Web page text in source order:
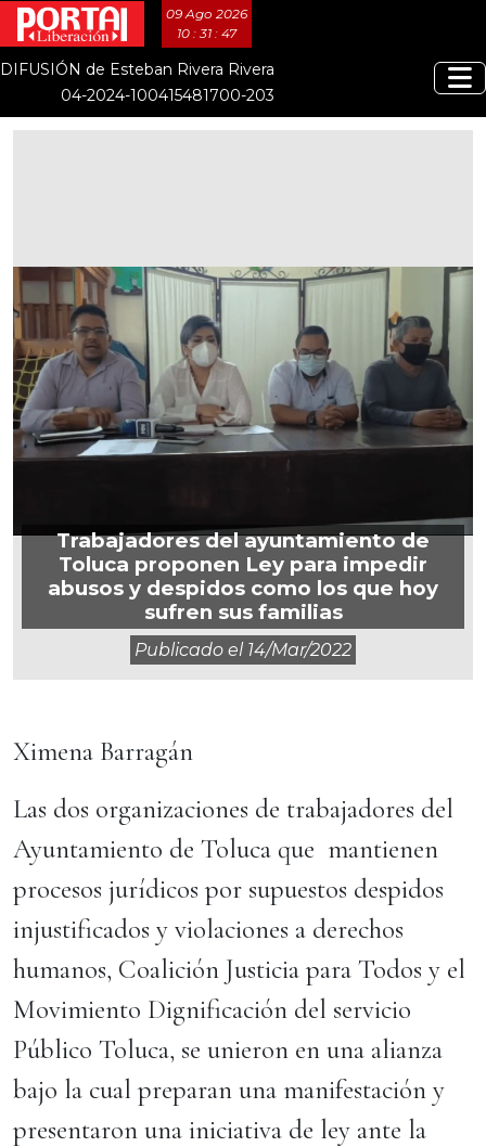
09 Ago 2026
10 : 31 : 48
DIFUSIÓN de Esteban Rivera Rivera
04-2024-100415481700-203
Trabajadores del ayuntamiento de
Toluca proponen Ley para impedir
abusos y despidos como los que hoy
sufren sus familias
Publicado el 14/mar/2022
Ximena Barragán
Las dos organizaciones de trabajadores del
Ayuntamiento de Toluca que mantienen
procesos jurídicos por supuestos despidos
injustificados y violaciones a derechos
humanos, Coalición Justicia para Todos y el
Movimiento Dignificación del servicio
Público Toluca, se unieron en una alianza
bajo la cual preparan una manifestación y
presentaron una iniciativa de ley ante la